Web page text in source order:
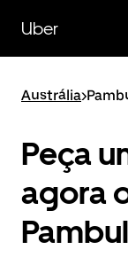
para
conteúdo
Uber
Austrália>
Peça
agora